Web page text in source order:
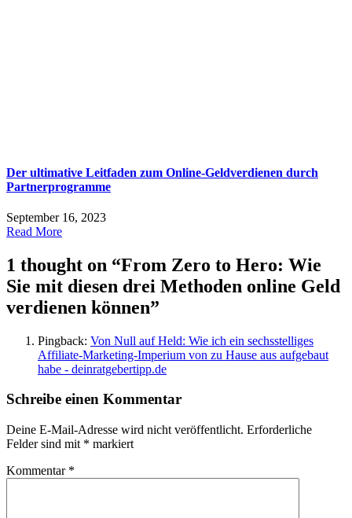
Der ultimative Leitfaden zum Online-Geldverdienen durch
Partnerprogramme
September 16, 2023
Read More
1 thought on “From Zero to Hero: Wie
Sie mit diesen drei Methoden online Geld
verdienen können”
Pingback: Von Null auf Held: Wie ich ein sechsstelliges
Affiliate-Marketing-Imperium von zu Hause aus aufgebaut
habe - deinratgebertipp.de
Schreibe einen Kommentar
Deine E-Mail-Adresse wird nicht veröffentlicht. Erforderliche
Felder sind mit * markiert
Kommentar *